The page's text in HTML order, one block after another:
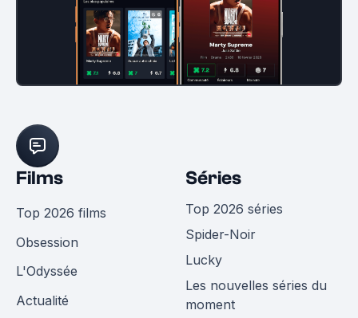
Films
Top 2026 films
Obsession
L'Odyssée
Actualité
Séries
Top 2026 séries
Spider-Noir
Lucky
Les nouvelles séries du
moment